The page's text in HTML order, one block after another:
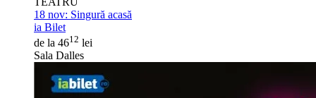
18 nov: Singură acasă
ia Bilet
de la 4612 lei
Sala Dalles